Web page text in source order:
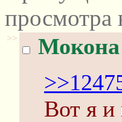
>> Мокона
Вот я